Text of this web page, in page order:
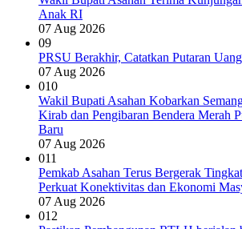
Anak RI
07 Aug 2026
09
PRSU Berakhir, Catatkan Putaran
07 Aug 2026
010
Wakil Bupati Asahan Kobarkan
Kirab dan Pengibaran Bendera Merah
Baru
07 Aug 2026
011
Pemkab Asahan Terus Bergerak
Perkuat Konektivitas dan Ekonomi
07 Aug 2026
012